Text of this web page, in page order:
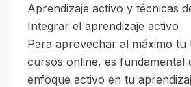
Aprendizaje activo y técnicas
Integrar el aprendizaje activo
Para aprovechar al máximo tu
cursos online, es fundamental
enfoque activo en tu